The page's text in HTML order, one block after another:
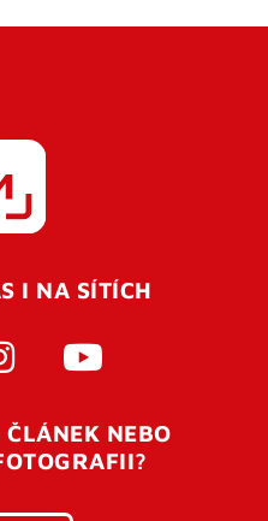
I NA SÍTÍCH
NEBO